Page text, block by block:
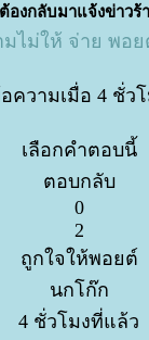
ต้องกลับมาแจ้งข่าว
ไม่ให้ จ่าย พอ
วามเมื่อ 4 ชั่ว
เลือกคำตอบนี้
ตอบกลับ
0
2
ถูกใจให้พอยต์
นกโก๊ก
4 ชั่วโมงที่แล้ว